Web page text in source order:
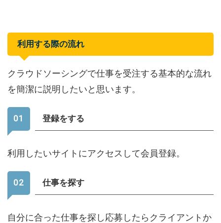
利用する際の流れ
クラウドソーシングで仕事を受注する基本的な流れ
を簡潔に説明したいと思います。
登録をする
利用したいサイトにアクセスして会員登録。
仕事を探す
自分に合った仕事を探し応募したらクライアントか